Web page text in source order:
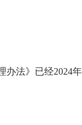
办法》已经2024